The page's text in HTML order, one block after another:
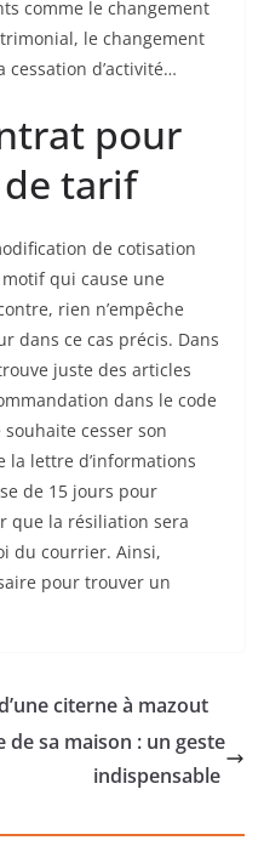
comme le changement
le changement
d’activité…
pour
tarif
de cotisation
qui cause une
rien n’empêche
dans ce cas précis. Dans
juste des articles
dans le code
souhaite cesser son
la lettre d’informations
de 15 jours pour
que la résiliation sera
du courrier. Ainsi,
pour trouver un
citerne à mazout
de sa maison : un geste
indispensable